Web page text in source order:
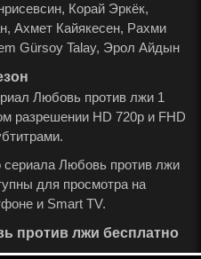
Корай Эркёк,
Ахмет Кайякесен, Рахми
Gürsoy Talay, Эрол Айдын
Любовь против лжи 1
разрешении HD 720p и FHD
сериала Любовь против лжи
для просмотра на
и Smart TV.
против лжи бесплатно